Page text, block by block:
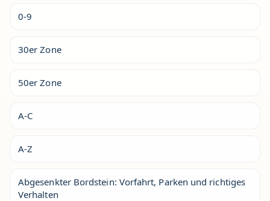
0-9
30er Zone
50er Zone
A-C
A-Z
Abgesenkter Bordstein: Vorfahrt, Parken und richtiges
Verhalten